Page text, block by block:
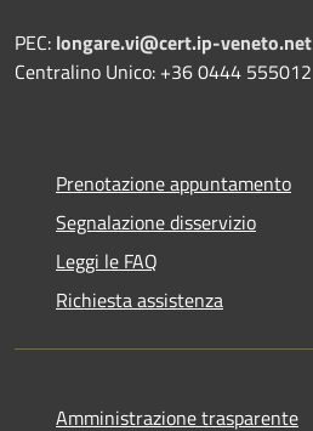
PEC: longare.vi@cert.ip-veneto.net
Centralino Unico: +36 0444 555012
Prenotazione appuntamento
Segnalazione disservizio
Leggi le FAQ
Richiesta assistenza
Amministrazione trasparente